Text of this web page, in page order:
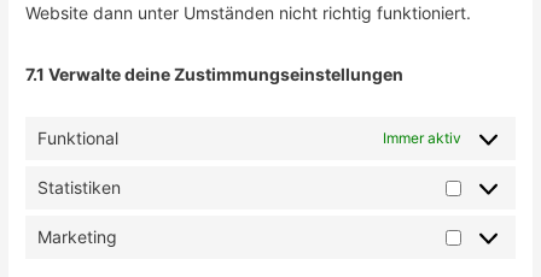
Website dann unter Umständen nicht richtig funktioniert.
7.1 Verwalte deine Zustimmungseinstellungen
Funktional Immer aktiv
Statistiken
Marketing
Marketing